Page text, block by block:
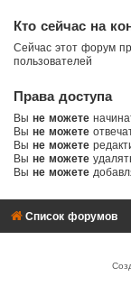
Кто сейчас на
Сейчас этот форум
пользователей
Права доступа
Вы не можете
Вы не можете
Вы не можете
Вы не можете
Вы не можете
Список форумов